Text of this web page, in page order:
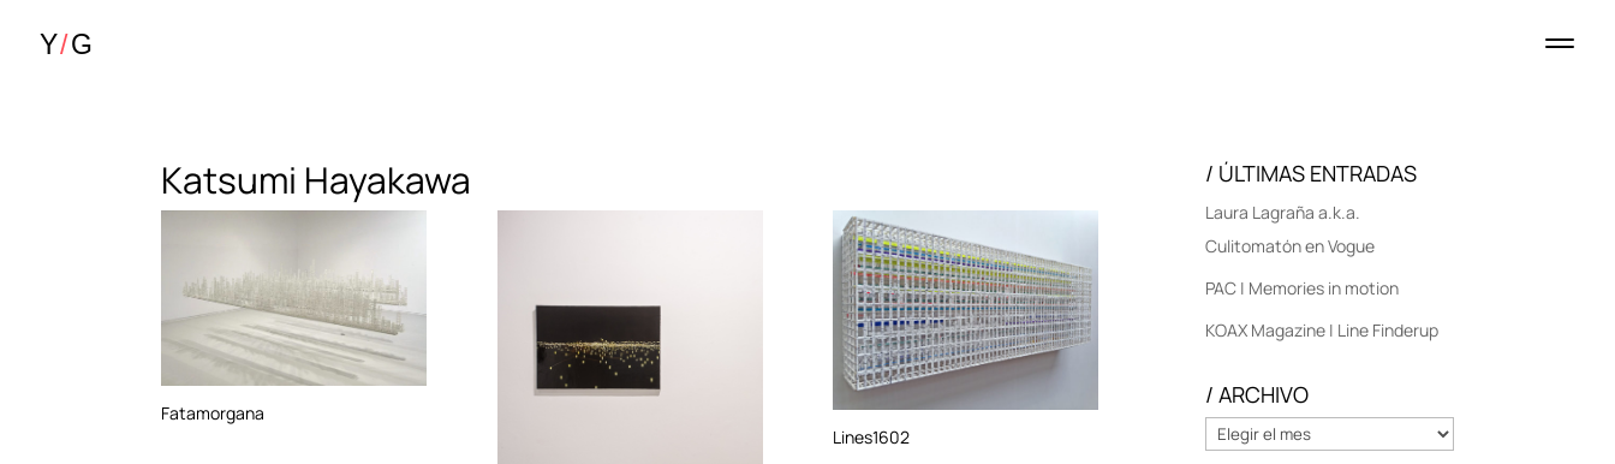
Katsumi Hayakawa
Fatamorgana
Lines1602
/ ÚLTIMAS ENTRADAS
Laura Lagraña a.k.a.
Culitomatón en Vogue
PAC | Memories in motion
KOAX Magazine | Line Finderup
/ ARCHIVO